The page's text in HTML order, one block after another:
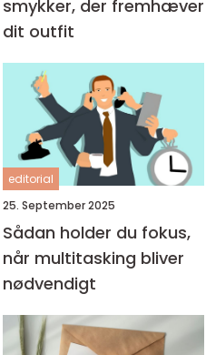
smykker, der fremhæver
dit outfit
editorial
25. September 2025
Sådan holder du fokus,
når multitasking bliver
nødvendigt